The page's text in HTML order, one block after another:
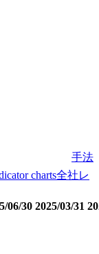
手法
charts全社レ
06/30 2025/03/31